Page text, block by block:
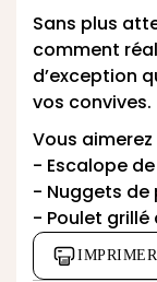
Sans plus
comment
d’exception
vos convives.
Vous aimerez
- Escalope
- Nuggets
- Poulet grillé
IMPRIMER